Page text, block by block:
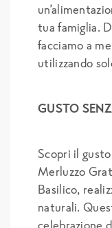
tua famiglia.
facciamo a
utilizzando
GUSTO
Scopri il
Merluzzo
Basilico,
naturali.
celebrazione